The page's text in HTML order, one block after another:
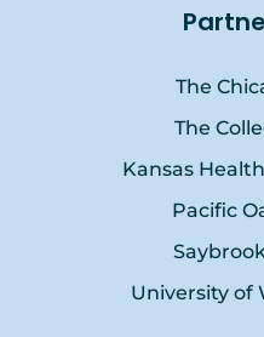
The
The
Kansas
Pacific
University of